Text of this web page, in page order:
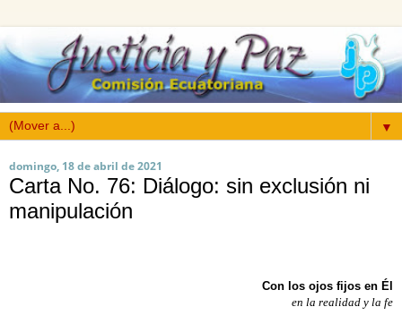
▼
domingo, 18 de abril de 2021
Carta No. 76: Diálogo: sin exclusión ni
manipulación
Con los ojos fijos en Él
en la realidad y la fe